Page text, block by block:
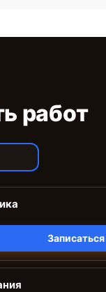
работ
Записаться